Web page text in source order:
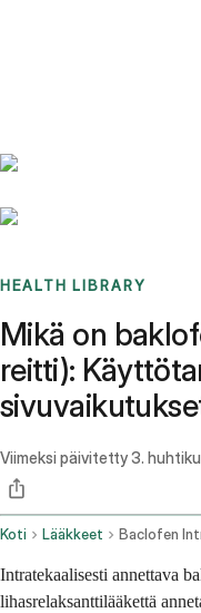
HEALTH LIBRARY
Mikä on
reitti):
Viimeksi päivitetty3.
Koti Lääkkeet Baclofen
Intratekaalisesti annettava
lihasrelaksanttilääkettä